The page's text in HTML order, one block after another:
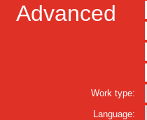
Advanced
Work type:
Language: